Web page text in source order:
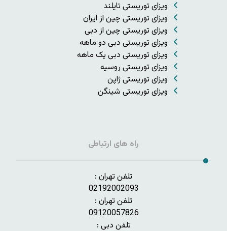
ویزای توریستی تایلند
ویزای توریستی چین از ایران
ویزای توریستی چین از دبی
ویزای توریستی دبی دو ماهه
ویزای توریستی دبی یک ماهه
ویزای توریستی روسیه
ویزای توریستی ژاپن
ویزای توریستی شینگن
راه های ارتباطی
تلفن تهران :
02192002093
تلفن تهران :
09120057826
تلفن دبی :